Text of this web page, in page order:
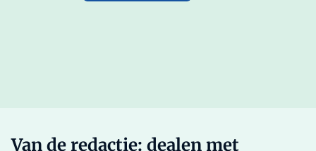
Van de redactie: dealen met